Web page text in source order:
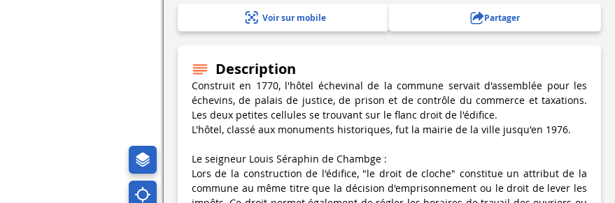
Voir sur mobile Partager
Description
Construit en 1770, l'hôtel échevinal de la commune servait d'assemblée pour les
échevins, de palais de justice, de prison et de contrôle du commerce et taxations.
Les deux petites cellules se trouvant sur le flanc droit de l'édifice.
L'hôtel, classé aux monuments historiques, fut la mairie de la ville jusqu'en 1976.
Le seigneur Louis Séraphin de Chambge :
Lors de la construction de l'édifice, "le droit de cloche" constitue un attribut de la
commune au même titre que la décision d'emprisonnement ou le droit de lever les